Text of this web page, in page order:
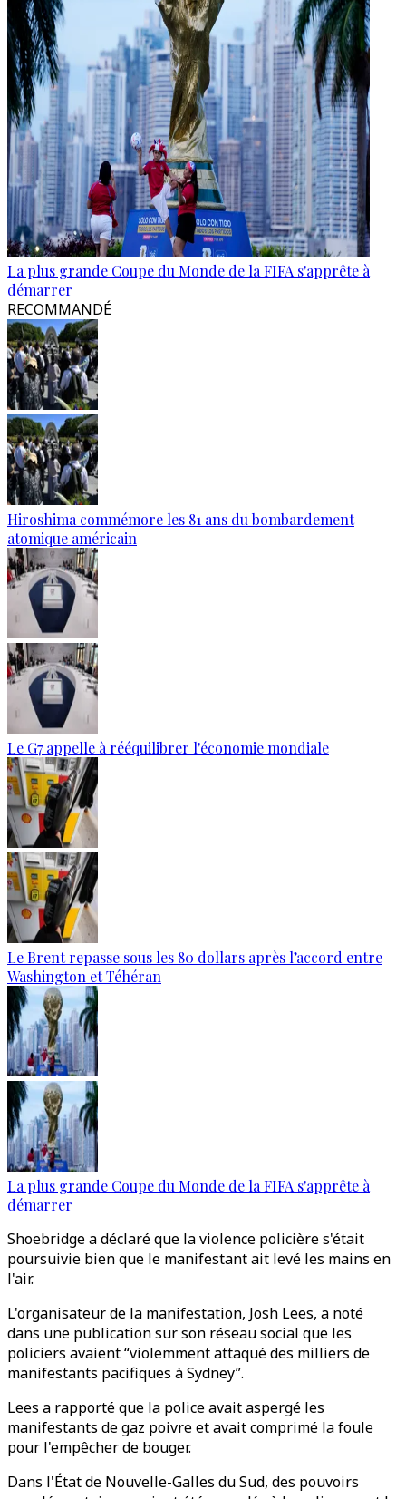
La plus grande Coupe du Monde de la FIFA s'apprête à
démarrer
RECOMMANDÉ
Hiroshima commémore les 81 ans du bombardement
atomique américain
Le G7 appelle à rééquilibrer l'économie mondiale
Le Brent repasse sous les 80 dollars après l’accord entre
Washington et Téhéran
La plus grande Coupe du Monde de la FIFA s'apprête à
démarrer
Shoebridge a déclaré que la violence policière s'était
poursuivie bien que le manifestant ait levé les mains en
l'air.
L'organisateur de la manifestation, Josh Lees, a noté
dans une publication sur son réseau social que les
policiers avaient “violemment attaqué des milliers de
manifestants pacifiques à Sydney”.
Lees a rapporté que la police avait aspergé les
manifestants de gaz poivre et avait comprimé la foule
pour l'empêcher de bouger.
Dans l'État de Nouvelle-Galles du Sud, des pouvoirs